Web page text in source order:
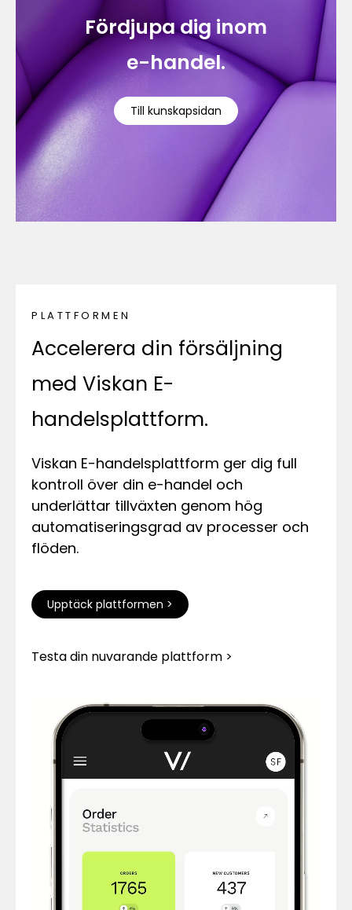
Fördjupa dig inom
e-handel.
Till kunskapsidan
PLATTFORMEN
Accelerera din försäljning
med Viskan E-
handelsplattform.
Viskan E-handelsplattform ger dig full
kontroll över din e-handel och
underlättar tillväxten genom hög
automatiseringsgrad av processer och
flöden.
Upptäck plattformen >
Testa din nuvarande plattform >